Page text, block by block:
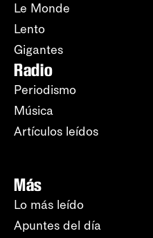
Le Monde
Lento
Gigantes
Radio
Periodismo
Música
Artículos leídos
Más
Lo más leído
Apuntes del día